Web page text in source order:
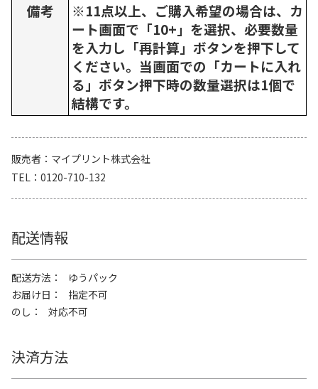
備考
※11点以上、ご購入希望の場合は、カ
ート画面で「10+」を選択、必要数量
を入力し「再計算」ボタンを押下して
ください。当画面での「カートに入れ
る」ボタン押下時の数量選択は1個で
結構です。
販売者
マイプリント株式会社
TEL
0120-710-132
配送情報
配送方法
ゆうパック
お届け日
指定不可
のし
対応不可
決済方法